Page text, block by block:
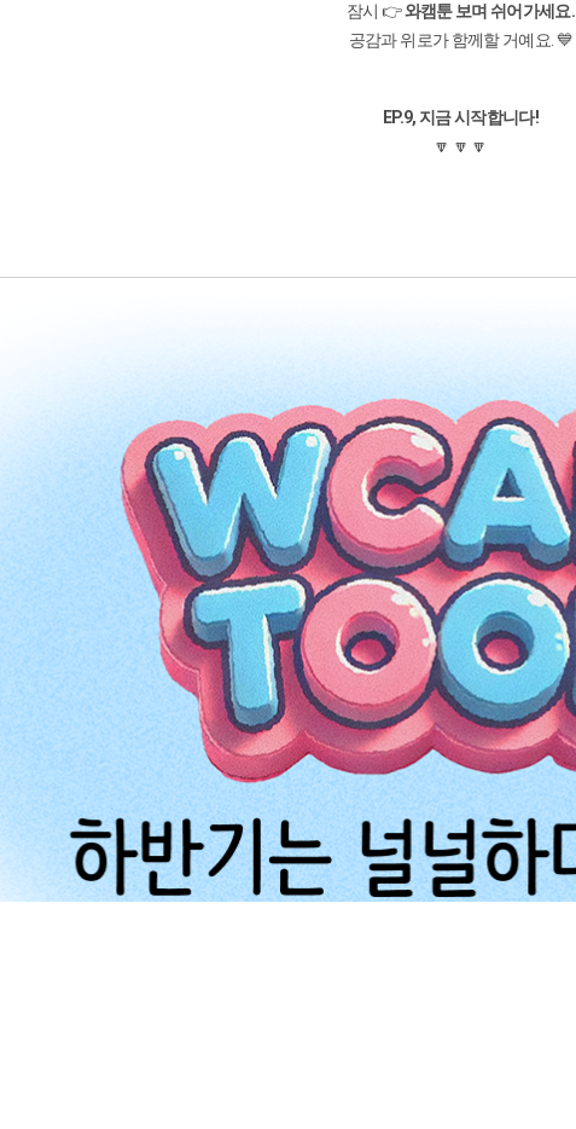
잠시 👉와캠툰 보며 쉬어가세요.
공감과 위로가 함께할 거예요. 💙
EP.9, 지금 시작합니다!
🔽 🔽 🔽